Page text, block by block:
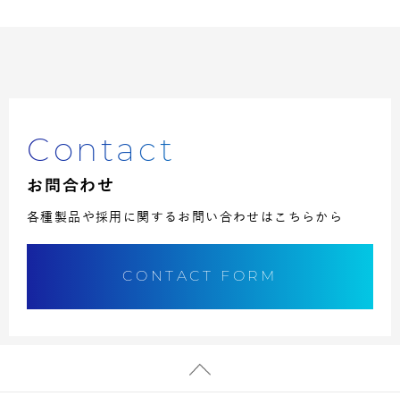
Contact
お問合わせ
各種製品や採用に関するお問い合わせはこちらから
CONTACT FORM